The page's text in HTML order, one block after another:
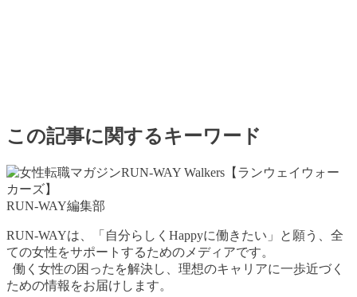
この記事に関するキーワード
RUN-WAY編集部
RUN-WAYは、「自分らしくHappyに働きたい」と願う、全
ての女性をサポートするためのメディアです。
働く女性の困ったを解決し、理想のキャリアに一歩近づく
ための情報をお届けします。